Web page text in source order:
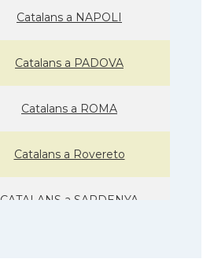
Catalans a NAPOLI
Catalans a PADOVA
Catalans a ROMA
Catalans a Rovereto
CATALANS a SARDENYA